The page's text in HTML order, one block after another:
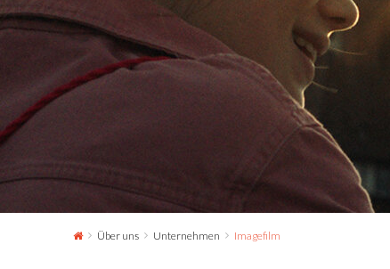
Über uns Unternehmen Imagefilm